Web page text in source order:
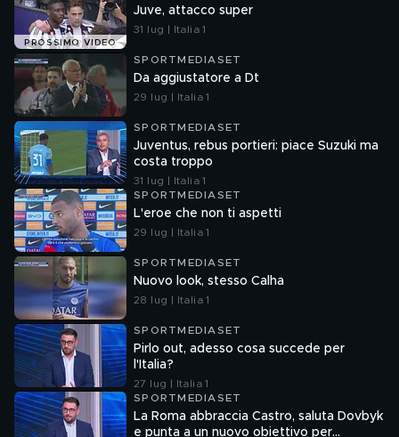
PROSSIMO VIDEO
Juve, attacco super
31 lug | Italia 1
SPORTMEDIASET
Da aggiustatore a Dt
29 lug | Italia 1
SPORTMEDIASET
Juventus, rebus portieri: piace Suzuki ma
costa troppo
31 lug | Italia 1
SPORTMEDIASET
L'eroe che non ti aspetti
29 lug | Italia 1
SPORTMEDIASET
Nuovo look, stesso Calha
28 lug | Italia 1
SPORTMEDIASET
Pirlo out, adesso cosa succede per
l'Italia?
27 lug | Italia 1
SPORTMEDIASET
La Roma abbraccia Castro, saluta Dovbyk
e punta a un nuovo obiettivo per